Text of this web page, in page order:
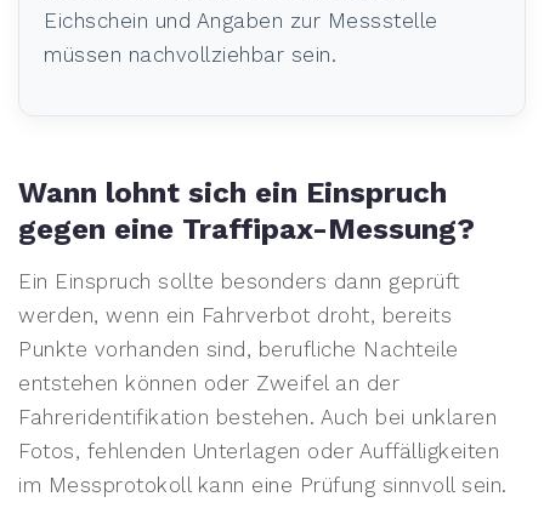
Eichschein und Angaben zur Messstelle
müssen nachvollziehbar sein.
Wann lohnt sich ein Einspruch
gegen eine Traffipax-Messung?
Ein Einspruch sollte besonders dann geprüft
werden, wenn ein Fahrverbot droht, bereits
Punkte vorhanden sind, berufliche Nachteile
entstehen können oder Zweifel an der
Fahreridentifikation bestehen. Auch bei unklaren
Fotos, fehlenden Unterlagen oder Auffälligkeiten
im Messprotokoll kann eine Prüfung sinnvoll sein.